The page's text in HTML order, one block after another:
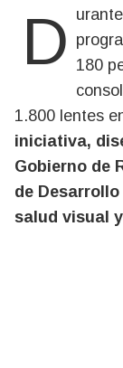
Durante la última jornada en Bariloche, el 180
1.800 lentes
iniciativa,
Gobierno de
de
salud visual